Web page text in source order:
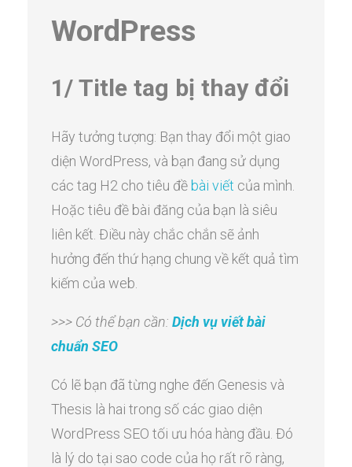
WordPress
1/ Title tag bị thay đổi
Hãy tưởng tượng: Bạn thay đổi một giao
diện WordPress, và bạn đang sử dụng
các tag H2 cho tiêu đềbài viết của mình.
Hoặc tiêu đề bài đăng của bạn là siêu
liên kết. Điều này chắc chắn sẽ ảnh
hưởng đến thứ hạng chung về kết quả tìm
kiếm của web.
>>> Có thể bạn cần: Dịch vụ viết bài
chuẩn SEO
Có lẽ bạn đã từng nghe đến Genesis và
Thesis là hai trong số các giao diện
WordPress SEO tối ưu hóa hàng đầu. Đó
là lý do tại sao code của họ rất rõ ràng,